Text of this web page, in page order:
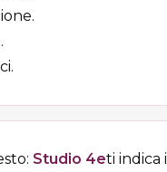
Studio 4eti indica i